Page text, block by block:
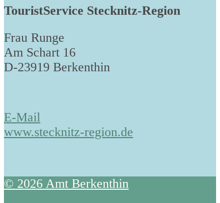
TouristService Stecknitz-Region
Frau Runge
Am Schart 16
D-23919 Berkenthin
E-Mail
www.stecknitz-region.de
© 2026 Amt Berkenthin